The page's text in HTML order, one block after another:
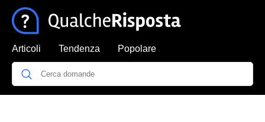
Articoli Tendenza Popolare